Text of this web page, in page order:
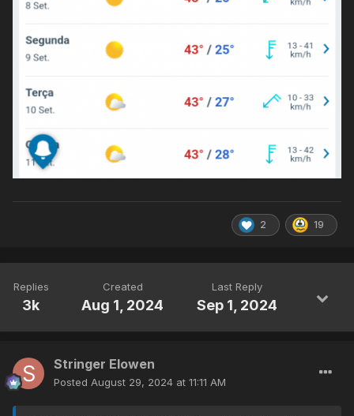
2 19
Replies
3k
Created
Aug 1, 2024
Last Reply
Sep 1, 2024
Stringer Elowen
Posted August 29, 2024 at 11:11 AM